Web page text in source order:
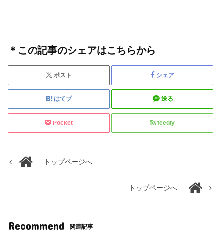
＊この記事のシェアはこちらから
ポスト シェア
はてブ 送る
Pocket feedly
トップページへ
トップページへ
Recommend 関連記事